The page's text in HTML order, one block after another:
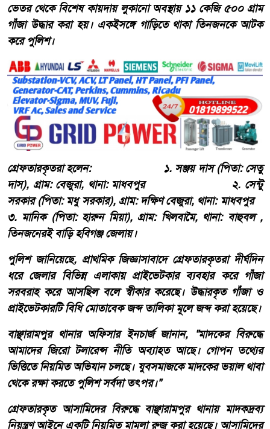
ভেতর থেকে বিশেষ কায়দায় লুকানো অবস্থায় ১১ কেজি ৫০০ গ্রাম
গাঁজা উদ্ধার করা হয়। একইসঙ্গে গাড়িতে থাকা তিনজনকে আটক
করে পুলিশ।
গ্রেফতারকৃতরা হলেন: ১. সঞ্জয় দাস (পিতা: সেতু
দাস), গ্রাম: বেজুরা, থানা: মাধবপুর ২. সেন্টু
সরকার (পিতা: মধু সরকার), গ্রাম: দক্ষিণ বেজুরা, থানা: মাধবপুর
৩. মানিক (পিতা: হারুন মিয়া), গ্রাম: খিলবামৈ, থানা: বাহুবল ,
তিনজনেরই বাড়ি হবিগঞ্জ জেলায়।
পুলিশ জানিয়েছে, প্রাথমিক জিজ্ঞাসাবাদে গ্রেফতারকৃতরা দীর্ঘদিন
ধরে জেলার বিভিন্ন এলাকায় প্রাইভেটকার ব্যবহার করে গাঁজা
সরবরাহ করে আসছিল বলে স্বীকার করেছে। উদ্ধারকৃত গাঁজা ও
প্রাইভেটকারটি বিধি মোতাবেক জব্দ তালিকা মূলে জব্দ করা হয়েছে।
বাঞ্ছারামপুর থানার অফিসার ইনচার্জ জানান, "মাদকের বিরুদ্ধে
আমাদের জিরো টলারেন্স নীতি অব্যাহত আছে। গোপন তথ্যের
ভিত্তিতে নিয়মিত অভিযান চলছে। যুবসমাজকে মাদকের ভয়াল থাবা
থেকে রক্ষা করতে পুলিশ সর্বদা তৎপর।"
গ্রেফতারকৃত আসামিদের বিরুদ্ধে বাঞ্ছারামপুর থানায় মাদকদ্রব্য
নিয়ন্ত্রণ আইনে একটি নিয়মিত মামলা রুজু করা হয়েছে। আসামিদের